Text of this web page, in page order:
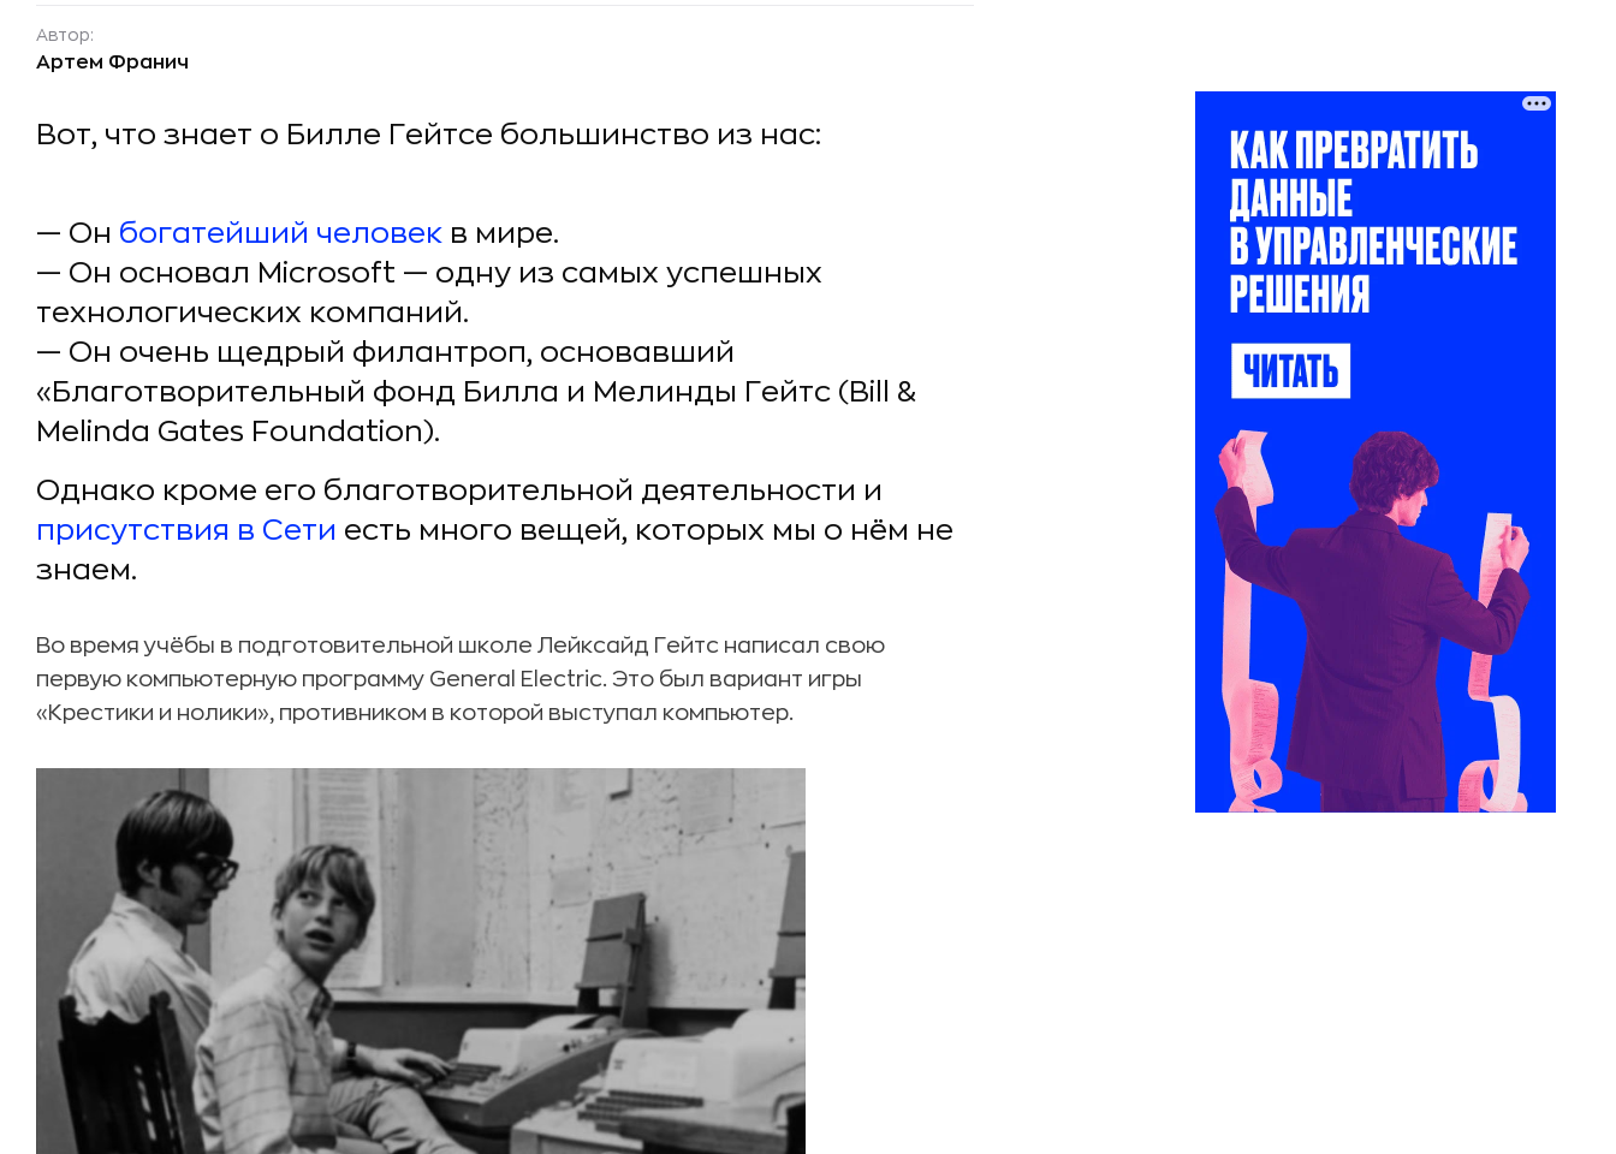
Автор:
Артем Франич
Вот, что знает о Билле Гейтсе большинство из нас:
— Он богатейший человек в мире.
— Он основал Microsoft — одну из самых успешных
технологических компаний.
— Он очень щедрый филантроп, основавший
«Благотворительный фонд Билла и Мелинды Гейтс (Bill &
Melinda Gates Foundation).
Однако кроме его благотворительной деятельности и
присутствия в Сети есть много вещей, которых мы о нём не
знаем.
Во время учёбы в подготовительной школе Лейксайд Гейтс написал свою
первую компьютерную программу General Electric. Это был вариант игры
«Крестики и нолики», противником в которой выступал компьютер.